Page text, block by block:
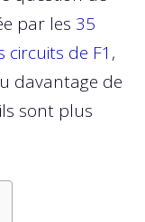
par les 35
de F1 ,
davantage de
sont plus